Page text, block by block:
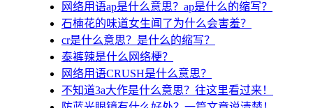
网络用语ap是什么意思？ap是什么的缩写？
石楠花的味道女生闻了为什么会害羞？
cr是什么意思？是什么的缩写？
泰裤辣是什么网络梗？
网络用语CRUSH是什么意思？
不知道3a大作是什么意思？往这里看过来！